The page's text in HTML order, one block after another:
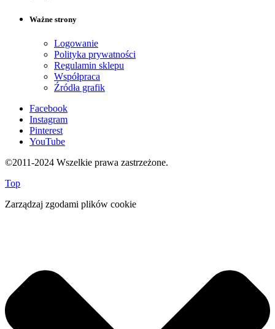
Ważne strony
Logowanie
Polityka prywatności
Regulamin sklepu
Współpraca
Źródła grafik
Facebook
Instagram
Pinterest
YouTube
©2011-2024 Wszelkie prawa zastrzeżone.
Top
Zarządzaj zgodami plików cookie